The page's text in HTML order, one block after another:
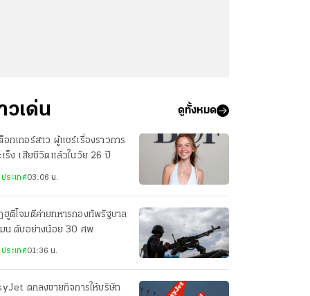
วเด่น ดูทั้งหมด
อกเกอร์สาว ผู้แชร์เรื่องราวการ
เร็ง เสียชีวิตแล้วในวัย 26 ปี
ระเทศ03:06 น.
ฮูตีโจมตีค่ายทหารกองทัพรัฐบาล
มน ดับอย่างน้อย 30 ศพ
ระเทศ01:36 น.
ตกลงขายกิจการให้บริษัท